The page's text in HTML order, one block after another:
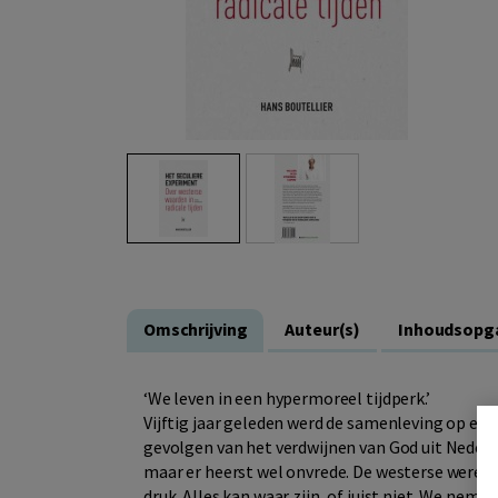
Omschrijving Auteur(s)
‘We leven in een hypermoreel tijdperk.’
Vijftig jaar geleden werd de samenleving op
gevolgen van het verdwijnen van God uit
maar er heerst wel onvrede. De westerse